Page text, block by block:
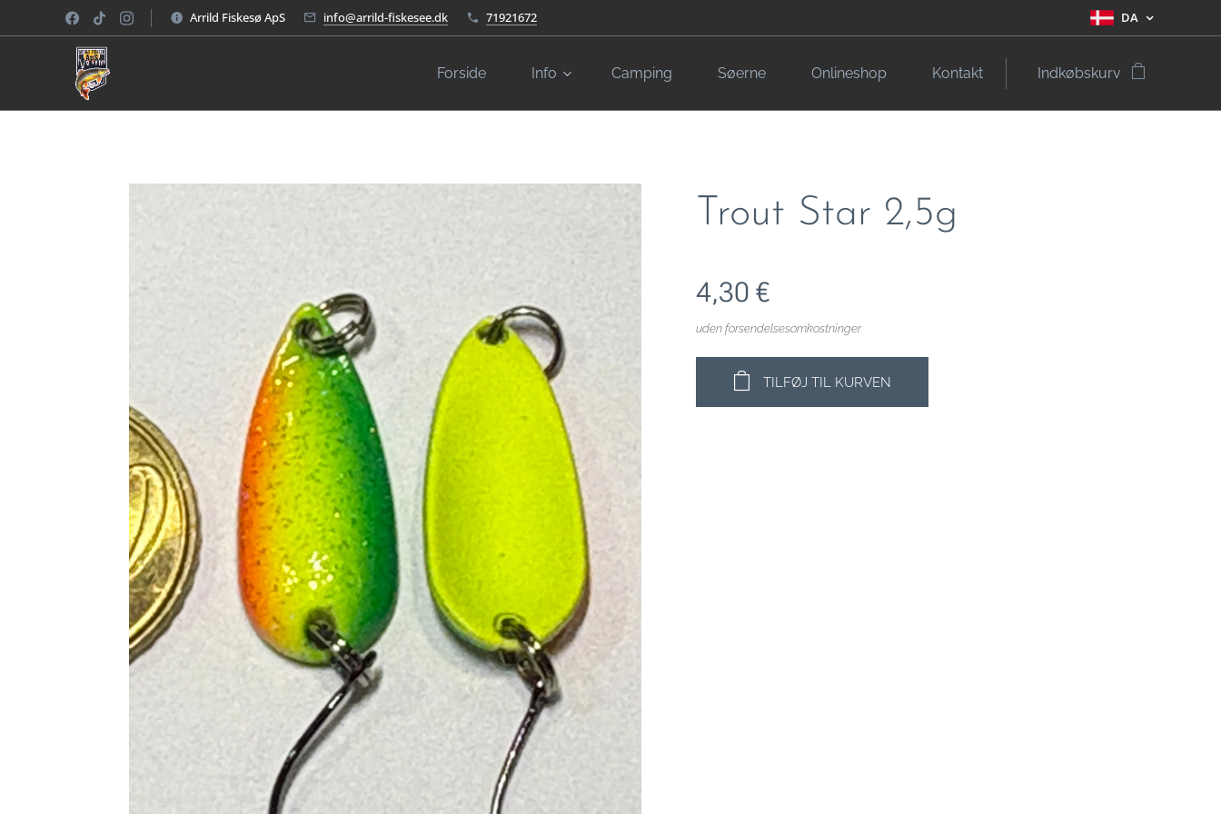
Arrild Fiskesø ApS info@arrild-fiskesee.dk 71921672 DA
Forside Info Camping Søerne Onlineshop Kontakt Indkøbskurv
Trout Star 2,5g
4,30 €
uden forsendelsesomkostninger
TILFØJ TIL KURVEN